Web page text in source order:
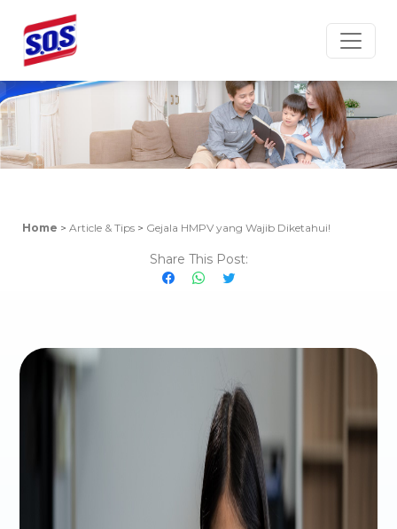
Home > Article & Tips > Gejala HMPV yang Wajib Diketahui!
Share This Post: